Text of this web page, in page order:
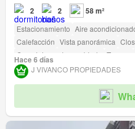
2 2 58 m²
Estacionamiento Aire
Calefacción Vista panorámica
Completamente amoblado
Terraza
Conserje Caseta de vigilancia
Acceso para personas con
Hace 6 días
J VIVANCO PROPIEDADES